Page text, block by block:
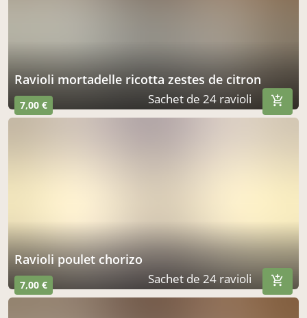
ravioli mortadelle ricotta zestes de citron
7,00 € Sachet de 24 ravioli
ravioli poulet chorizo
7,00 € Sachet de 24 ravioli